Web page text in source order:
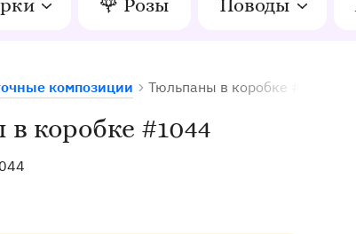
🌹 Розы Поводы
коробке #1044
Орле композиции Тюльпаны в коробке #1044